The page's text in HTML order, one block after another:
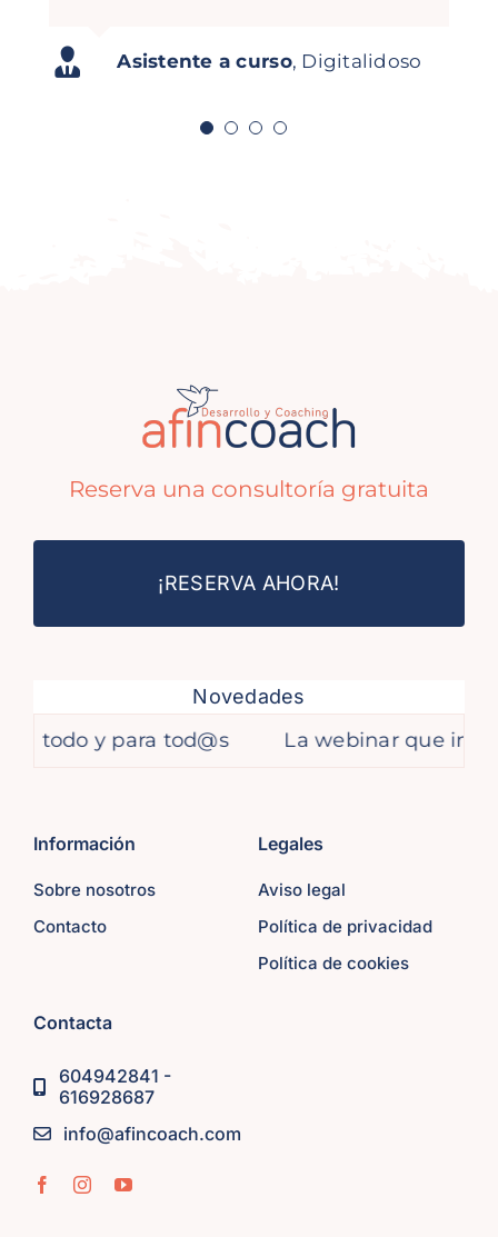
Asistente a curso, Digitalidoso
Logisnext
Pedro N. Rodriguez Director
Abonados Real Club de Golf La
Reserva una consultoría gratuita
¡RESERVA AHORA!
Novedades
y para tod@s La webinar que
Información
Sobre nosotros
Contacto
Legales
Aviso legal
Política de privacidad
Política de cookies
Contacta
604942841 -
616928687
info@afincoach.com